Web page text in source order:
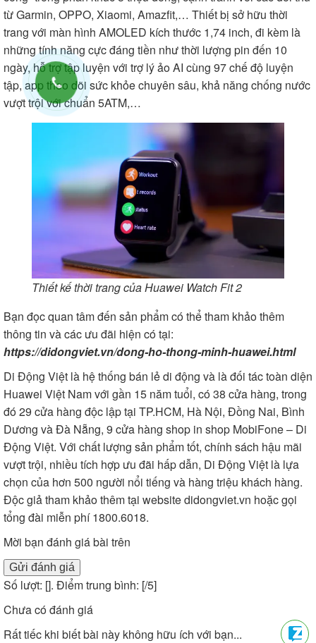
từ Garmin, OPPO, Xiaomi, Amazfit,… Thiết bị sở hữu thời
trang với màn hình AMOLED kích thước 1,74 inch, đi kèm là
những tính năng cực đáng tiền như thời lượng pin đến 10
ngày, hỗ trợ tập luyện với trợ lý ảo AI cùng 97 chế độ luyện
tập, app theo dõi sức khỏe chuyên sâu, khả năng chống nước
vượt trội với chuẩn 5ATM,…
Thiết kế thời trang của Huawei Watch Fit 2
Bạn đọc quan tâm đến sản phẩm có thể tham khảo thêm
thông tin và các ưu đãi hiện có tại:
https://didongviet.vn/dong-ho-thong-minh-huawei.html
Di Động Việt là hệ thống bán lẻ di động và là đối tác toàn diện
Huawei Việt Nam với gần 15 năm tuổi, có 38 cửa hàng, trong
đó 29 cửa hàng độc lập tại TP.HCM, Hà Nội, Đồng Nai, Bình
Dương và Đà Nẵng, 9 cửa hàng shop in shop MobiFone – Di
Động Việt. Với chất lượng sản phẩm tốt, chính sách hậu mãi
vượt trội, nhiều tích hợp ưu đãi hấp dẫn, Di Động Việt là lựa
chọn của hơn 500 người nổi tiếng và hàng triệu khách hàng.
Độc giả tham khảo thêm tại website didongviet.vn hoặc gọi
tổng đài miễn phí 1800.6018.
Mời bạn đánh giá bài trên
Gửi đánh giá
Số lượt: []. Điểm trung bình: [/5]
Chưa có đánh giá
Rất tiếc khi biết bài này không hữu ích với bạn...